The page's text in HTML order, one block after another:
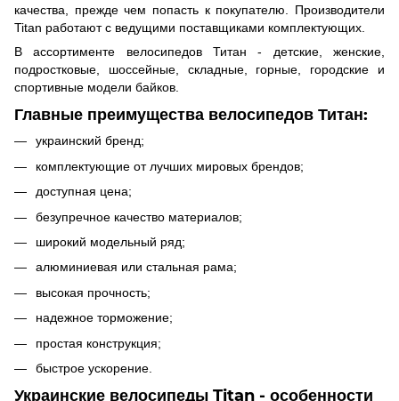
качества, прежде чем попасть к покупателю. Производители
Titan работают с ведущими поставщиками комплектующих.
В ассортименте велосипедов Титан - детские, женские,
подростковые, шоссейные, складные, горные, городские и
спортивные модели байков.
Главные преимущества велосипедов Титан:
украинский бренд;
комплектующие от лучших мировых брендов;
доступная цена;
безупречное качество материалов;
широкий модельный ряд;
алюминиевая или стальная рама;
высокая прочность;
надежное торможение;
простая конструкция;
быстрое ускорение.
Украинские велосипеды Titan - особенности